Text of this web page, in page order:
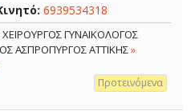
6939534318
ΓΥΝΑΙΚΟΛΟΓΟΣ
ΑΣΠΡΟΠΥΡΓΟΣ ΑΤΤΙΚΗΣ»
Προτεινόμενα